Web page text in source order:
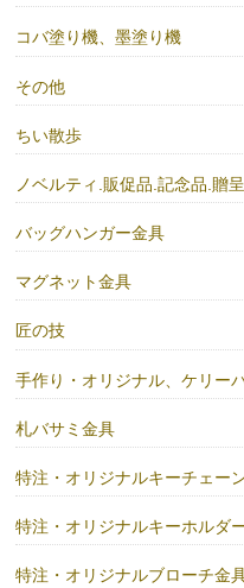
コバ塗り機、墨塗り機
その他
ちい散歩
ノベルティ.販促品.記念品.贈
バッグハンガー金具
マグネット金具
匠の技
手作り・オリジナル、ケリー
札バサミ金具
特注・オリジナルキーチェー
特注・オリジナルキーホルダ
特注・オリジナルブローチ金